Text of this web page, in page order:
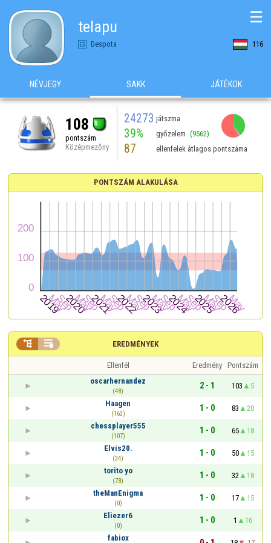
telapu
Despota 116
☰
NÉVJEGY SAKK JÁTÉKOK
108
pontszám
Középmezőny
24273 játszma
39% győzelem (9562)
87 ellenfelek átlagos pontszáma
PONTSZÁM ALAKULÁSA
EREDMÉNYEK
 
Ellenfél Eredmény Pontszám
oscarhernandez
(48)
2 - 1 103
5
Haagen
(163)
1 - 0 83
20
chessplayer555
(107)
1 - 0 65
18
Elvis20.
(34)
1 - 0 50
15
torito yo
(78)
1 - 0 32
18
theManEnigma
(0)
1 - 0 17
15
Eliezer6
(0)
1 - 0 1
16
fabiox